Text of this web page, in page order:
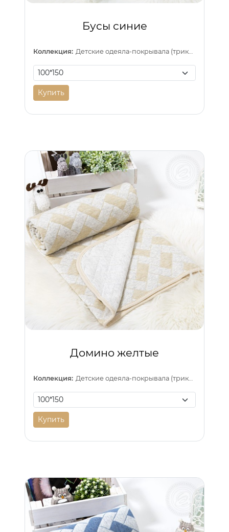
Бусы синие
Коллекция:
Купить
Домино желтые
Коллекция: Детские одеяла-покрывала (трикотаж)
Купить